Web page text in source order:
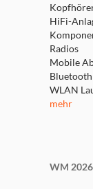
HiFi-
Radios
Mobile
WLAN
mehr
WM 2026